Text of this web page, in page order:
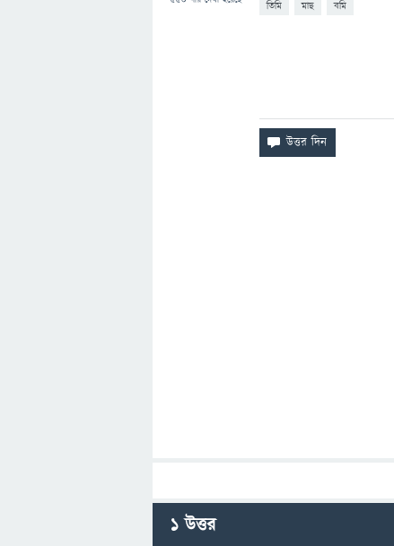
তিমি মাছ বমি
1উত্তর